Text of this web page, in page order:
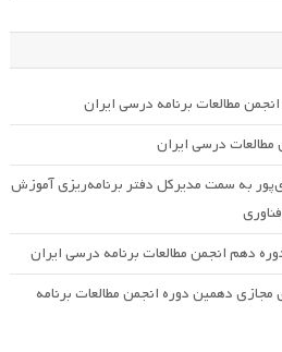
مطالعات برنامه درسی ایران
درسی ایران
به سمت مدیرکل دفتر برنامه‌ریزی آموزش
دهم انجمن مطالعات برنامه درسی ایران
دهمین دوره انجمن مطالعات برنامه